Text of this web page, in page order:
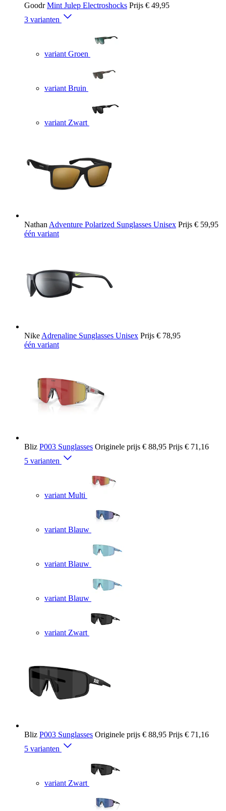
Goodr Mint Julep Electroshocks Prijs € 49,95
3 varianten
variant Groen
variant Bruin
variant Zwart
Nathan Adventure Polarized Sunglasses Unisex Prijs € 59,95
één variant
Nike Adrenaline Sunglasses Unisex Prijs € 78,95
één variant
Bliz P003 Sunglasses Originele prijs € 88,95 Prijs € 71,16
5 varianten
variant Multi
variant Blauw
variant Blauw
variant Blauw
variant Zwart
Bliz P003 Sunglasses Originele prijs € 88,95 Prijs € 71,16
5 varianten
variant Zwart